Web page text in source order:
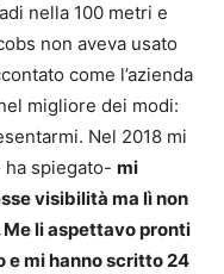
nella 100 metri e
non aveva usato
come l’azienda
migliore dei modi:
Nel 2018 mi
ha spiegato- mi
visibilità ma lì non
li aspettavo pronti
e mi hanno scritto 24